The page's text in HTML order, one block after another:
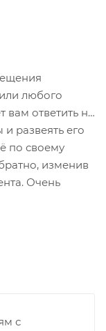
в
точку, на ваш
код.
постамата.
Когда
вы можете
любого
вам ответить на
развеять его
по своему
изменив
Очень
с